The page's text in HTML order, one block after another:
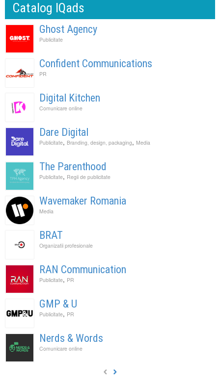
Catalog IQads
Ghost Agency
Publicitate
Confident Communications
PR
Digital Kitchen
Comunicare online
Dare Digital
Publicitate, Branding, design, packaging, Media
The Parenthood
Publicitate, Regii de publicitate
Wavemaker Romania
Media
BRAT
Organizatii profesionale
RAN Communication
Publicitate, PR
GMP & U
Publicitate, PR
Nerds & Words
Comunicare online